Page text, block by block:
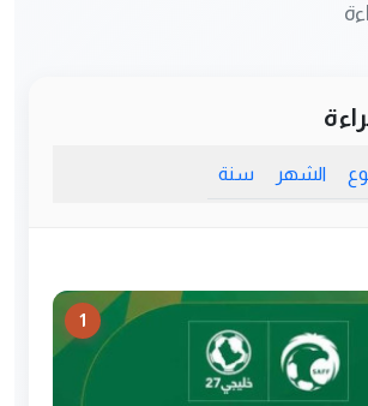
الشهر سنة
1